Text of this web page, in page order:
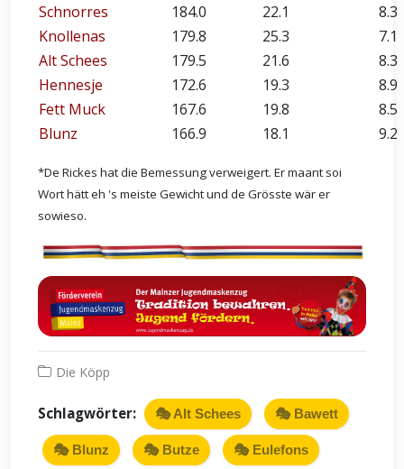
Schnorres
184.0 22.1
8.3
Knollenas
179.8 25.3
7.1
Alt Schees
179.5 21.6
8.3
Hennesje
172.6 19.3
8.9
Fett Muck
167.6 19.8
8.5
Blunz
166.9 18.1 9.2
*De Rickes hat die Bemessung verweigert. Er maant soi
Wort hätt eh 's meiste Gewicht und de Grösste wär er
sowieso.
Die Köpp
Schlagwörter: 🎭 Alt Schees 🎭 Bawett
🎭 Blunz 🎭 Butze 🎭 Eulefons